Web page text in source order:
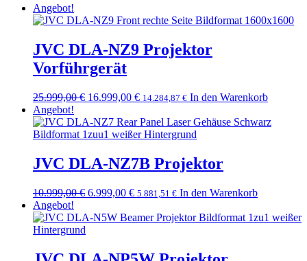
Angebot!
JVC DLA-NZ9 Projektor
Vorführgerät
25.999,00€ Ursprünglicher
war:
25.999,00 €
16.999,00 € Aktueller
ist:
16.999,00 €.
14.284,87 € In den Warenkorb
Angebot!
JVC DLA-NZ7B Projektor
10.999,00€ Ursprünglicher
war:
6.999,00 € Aktueller
ist:
5.881,51 € In den Warenkorb
Angebot!